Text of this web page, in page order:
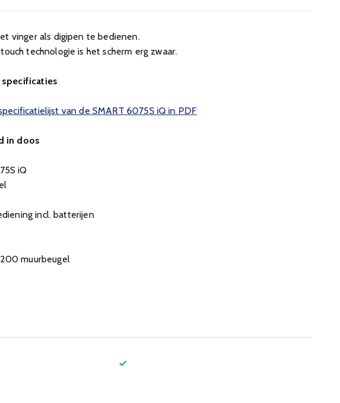
vinger als digipen te bedienen.
technologie is het scherm erg zwaar.
van de SMART 6075S iQ in PDF
in doos
iQ
incl. batterijen
muurbeugel